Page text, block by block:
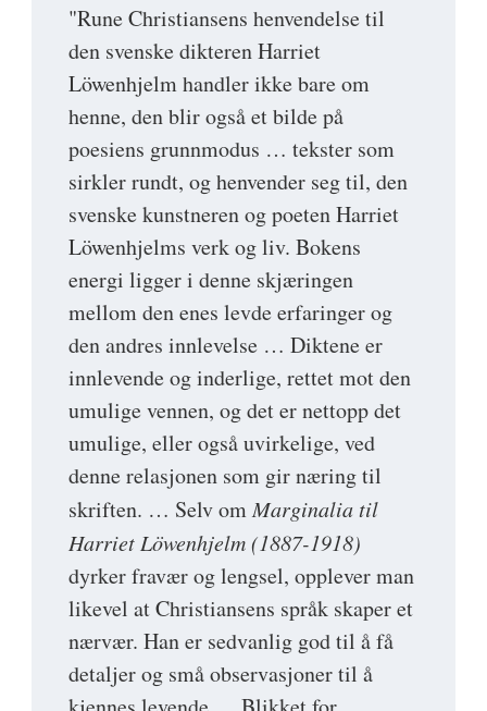
"Rune Christiansens henvendelse til
den svenske dikteren Harriet
Löwenhjelm handler ikke bare om
henne, den blir også et bilde på
poesiens grunnmodus … tekster som
sirkler rundt, og henvender seg til, den
svenske kunstneren og poeten Harriet
Löwenhjelms verk og liv. Bokens
energi ligger i denne skjæringen
mellom den enes levde erfaringer og
den andres innlevelse … Diktene er
innlevende og inderlige, rettet mot den
umulige vennen, og det er nettopp det
umulige, eller også uvirkelige, ved
denne relasjonen som gir næring til
skriften. … Selv omMarginalia til
Harriet Löwenhjelm (1887-1918)
dyrker fravær og lengsel, opplever man
likevel at Christiansens språk skaper et
nærvær. Han er sedvanlig god til å få
detaljer og små observasjoner til å